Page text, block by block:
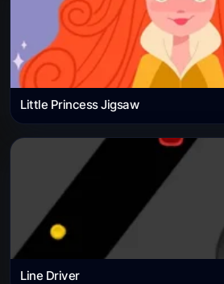
Little Princess Jigsaw
Line Driver